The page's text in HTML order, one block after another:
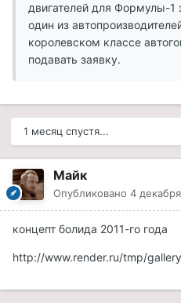
двигателей для Формулы-1
один из
королевском классе
подавать заявку.
1 месяц спустя...
Майк
Опубликовано 4
концепт болида 2011-го года
http://www.render.ru/tmp/